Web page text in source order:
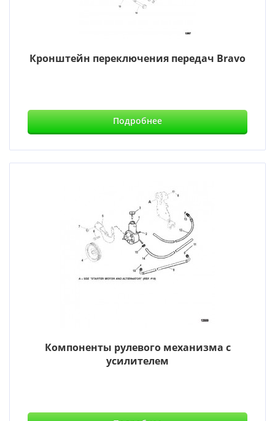
Кронштейн переключения передач Bravo
Подробнее
Компоненты рулевого механизма с
усилителем